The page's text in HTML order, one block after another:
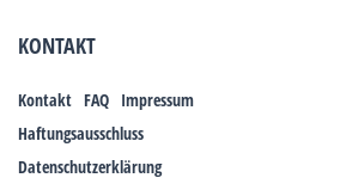
KONTAKT
Kontakt FAQ Impressum
Haftungsausschluss
Datenschutzerklärung